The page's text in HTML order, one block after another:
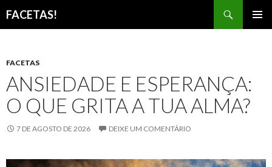
FACETAS!
CONTEÚDO
FACETAS
ANSIEDADE E ESPERANÇA:
O QUE GRITA A TUA ALMA?
7 DE AGOSTO DE 2026 DEIXE UM COMENTÁRIO